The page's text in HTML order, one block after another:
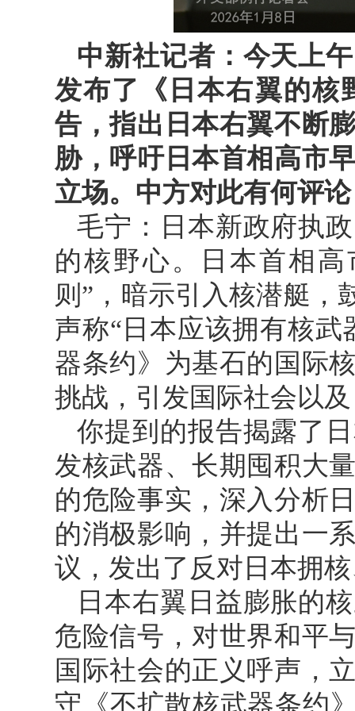
中新社记者：今天上
发布了《日本右翼的核
告，指出日本右翼不断
胁，呼吁日本首相高市
立场。中方对此有何评
毛宁：日本新政府执
的核野心。日本首相
则”，暗示引入核潜艇，
声称“日本应该拥有核
器条约》为基石的国际
挑战，引发国际社会以
你提到的报告揭露了
发核武器、长期囤积大
的危险事实，深入分析
的消极影响，并提出一
议，发出了反对日本拥
日本右翼日益膨胀的
危险信号，对世界和平
国际社会的正义呼声，
守《不扩散核武器条约